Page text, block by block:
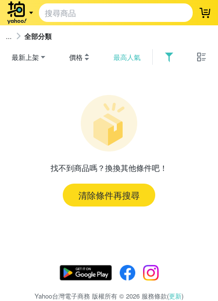
登
全部分類
最新上架 價格 最高人氣
找不到商品嗎？換換其他條件吧！
清除條件再搜尋
Yahoo台灣電子商務 版權所有 © 2026 服務條款(更新)